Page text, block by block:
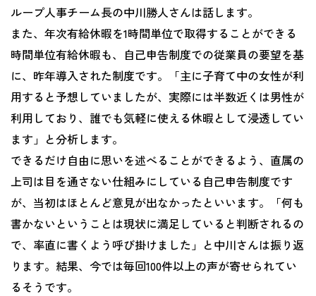
ループ人事チーム長の中川勝人さんは話します。
また、年次有給休暇を1時間単位で取得することができる
時間単位有給休暇も、自己申告制度での従業員の要望を基
に、昨年導入された制度です。「主に子育て中の女性が利
用すると予想していましたが、実際には半数近くは男性が
利用しており、誰でも気軽に使える休暇として浸透してい
ます」と分析します。
できるだけ自由に思いを述べることができるよう、直属の
上司は目を通さない仕組みにしている自己申告制度です
が、当初はほとんど意見が出なかったといいます。「何も
書かないということは現状に満足していると判断されるの
で、率直に書くよう呼び掛けました」と中川さんは振り返
ります。結果、今では毎回100件以上の声が寄せられてい
るそうです。